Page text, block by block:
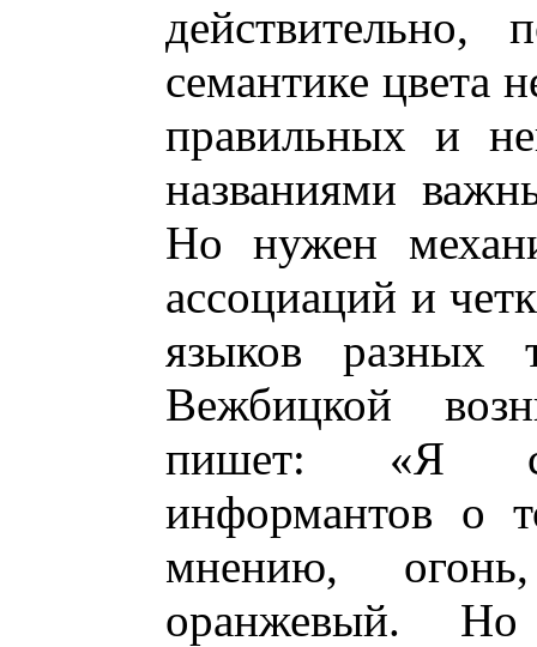
семантике цвета
правильных и
названиями
Но нужен
ассоциаций и
языков
Вежбицкой
пишет: «Я
информантов о
мнению,
оранжевый.